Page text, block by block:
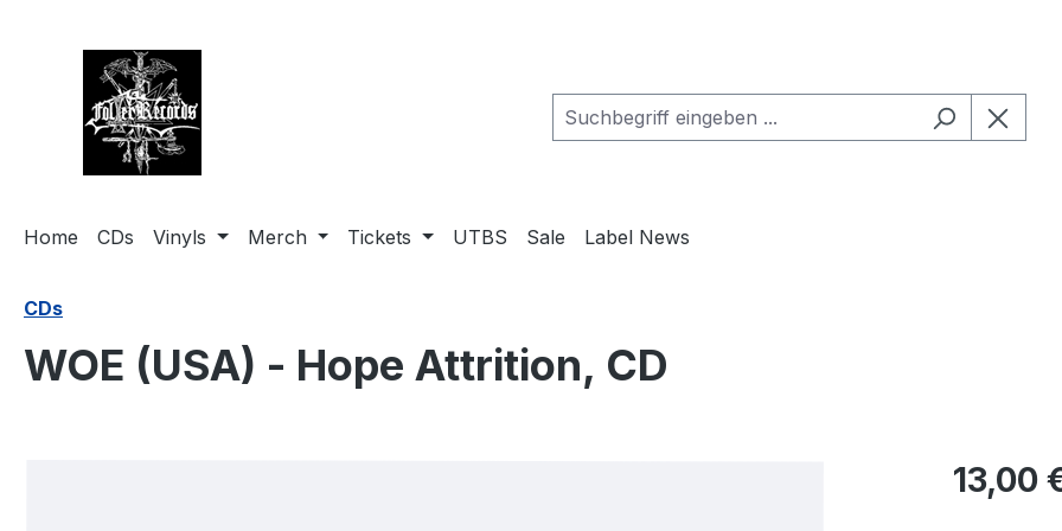
Home CDs Vinyls Merch Tickets UTBS Sale Label News
CDs
WOE (USA) - Hope Attrition, CD
Regulärer
13,00